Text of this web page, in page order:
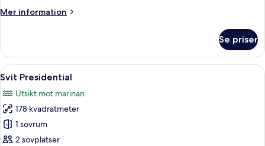
Mer information
Mer
tvåbäddsrum
(Marina
Bay
Se priser
Öppna
alla
foton
för
Svit
Presidential
Ett rymligt vardagsrum med en stor
11
Svit Presidential
Utsikt mot marinan
178 kvadratmeter
1 sovrum
2 sovplatser